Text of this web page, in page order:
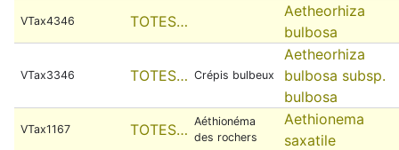
VTax4346 TOTES…
Aetheorhiza
bulbosa
VTax3346 TOTES… Crépis bulbeux
Aetheorhiza
bulbosa subsp.
bulbosa
VTax1167 TOTES… Aéthionéma
des rochers
Aethionema
saxatile